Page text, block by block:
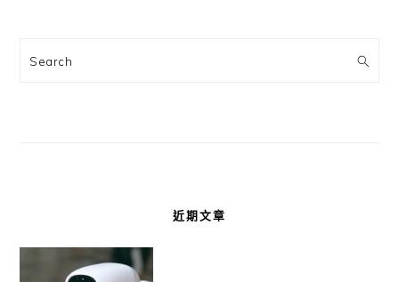
Search
近期文章